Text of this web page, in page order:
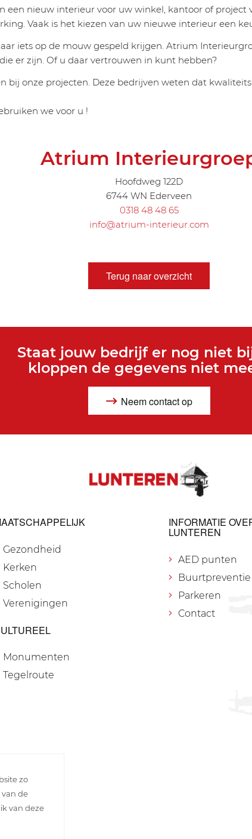
een nieuw interieur voor uw winkel, kantoor of project
Vaak is het kiezen van uw nieuwe interieur een
iets op de mouw gespeld krijgen. Atrium
er zijn. Of u daar vertrouwen in kunt hebben?
bij onze projecten. Deze bedrijven weten dat
we voor u !
Atrium
Hoofdweg 122D
6744 WN Ederveen
0318 48 48 65
info@atrium-interieur.com
Terug naar overzicht
Staat jouw bedrijf er nog niet
kloppen de gegevens niet
Neem contact op
Gezondheid
Kerken
Scholen
Verenigingen
Monumenten
Tegelroute
INFORMATIE
LUNTEREN
AED punten
Buurtpreventie
Parkeren
Contact
zo
de
van deze